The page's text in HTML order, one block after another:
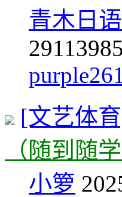
青木日
291
[文艺体
（随到随
小箩